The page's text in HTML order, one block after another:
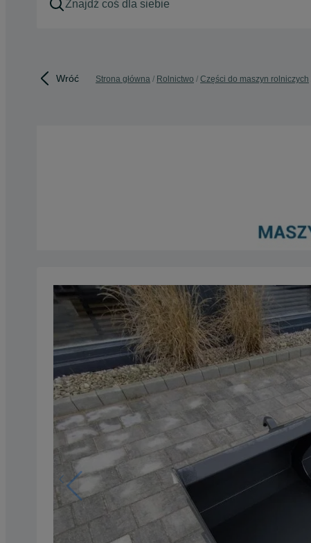
Wróć Strona główna Rolnictwo Części do maszyn rolniczych